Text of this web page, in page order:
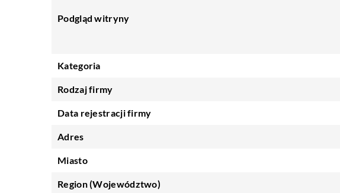
Podgląd witryny
Kategoria
Rodzaj firmy
Data rejestracji firmy
Adres
Miasto
Region (Województwo)